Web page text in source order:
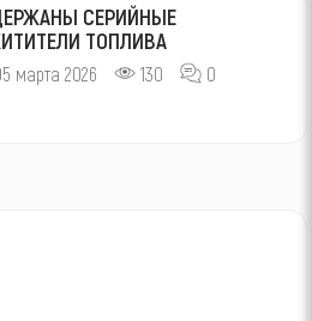
СЕРИЙНЫЕ
ТОПЛИВА
марта 2026 130 0